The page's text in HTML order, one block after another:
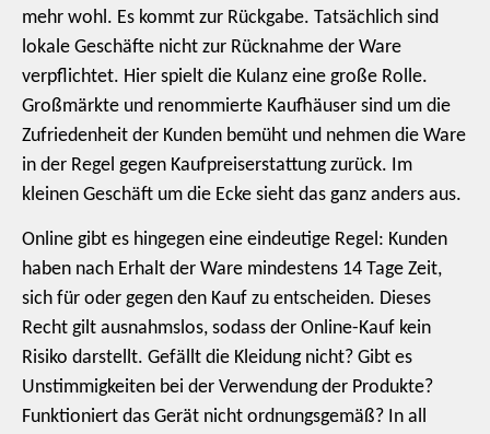
mehr wohl. Es kommt zur Rückgabe. Tatsächlich sind
lokale Geschäfte nicht zur Rücknahme der Ware
verpflichtet. Hier spielt die Kulanz eine große Rolle.
Großmärkte und renommierte Kaufhäuser sind um die
Zufriedenheit der Kunden bemüht und nehmen die Ware
in der Regel gegen Kaufpreiserstattung zurück. Im
kleinen Geschäft um die Ecke sieht das ganz anders aus.
Online gibt es hingegen eine eindeutige Regel: Kunden
haben nach Erhalt der Ware mindestens 14 Tage Zeit,
sich für oder gegen den Kauf zu entscheiden. Dieses
Recht gilt ausnahmslos, sodass der Online-Kauf kein
Risiko darstellt. Gefällt die Kleidung nicht? Gibt es
Unstimmigkeiten bei der Verwendung der Produkte?
Funktioniert das Gerät nicht ordnungsgemäß? In all